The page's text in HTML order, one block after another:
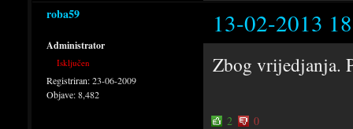
roba59 13-02-2013
Administrator
Isključen
Registriran:23-06-2009
Objave:8,482
Zbog vrijedjanja.
2 0